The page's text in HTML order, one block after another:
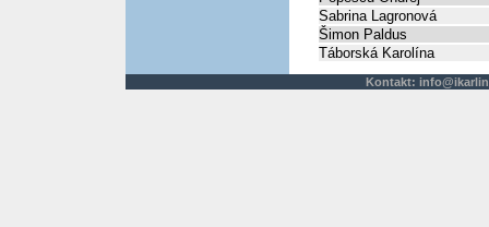
Sabrina Lagronová
Šimon Paldus
Táborská Karolína
Kontakt: